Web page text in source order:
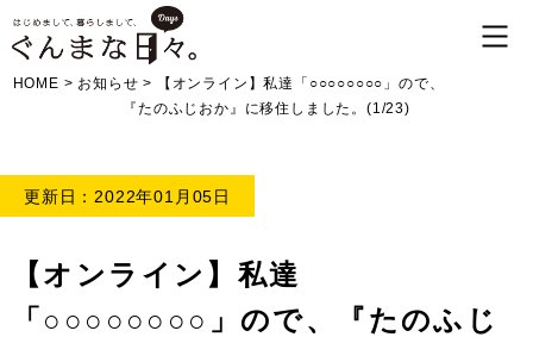
HOME > お知らせ >
【オンライン】私達「○○○○○○○○」ので、
『たのふじおか』に移住しました。(1/23)
更新日：2022年01月05日
【オンライン】私達
「○○○○○○○○」ので、『たのふじ